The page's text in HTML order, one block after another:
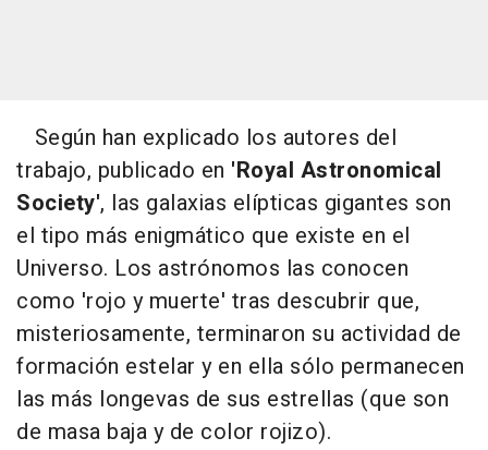
Según han explicado los autores del
trabajo, publicado en 'Royal Astronomical
Society', las galaxias elípticas gigantes son
el tipo más enigmático que existe en el
Universo. Los astrónomos las conocen
como 'rojo y muerte' tras descubrir que,
misteriosamente, terminaron su actividad de
formación estelar y en ella sólo permanecen
las más longevas de sus estrellas (que son
de masa baja y de color rojizo).